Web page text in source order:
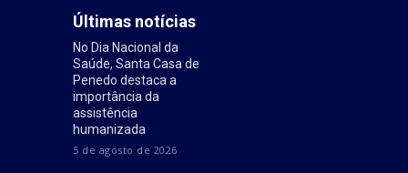
Últimas notícias
No Dia Nacional da
Saúde, Santa Casa de
Penedo destaca a
importância da
assistência
humanizada
5 de agosto de 2026